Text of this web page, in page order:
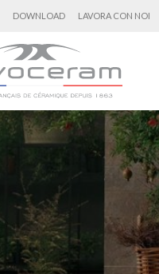
DOWNLOAD LAVORA CON NOI